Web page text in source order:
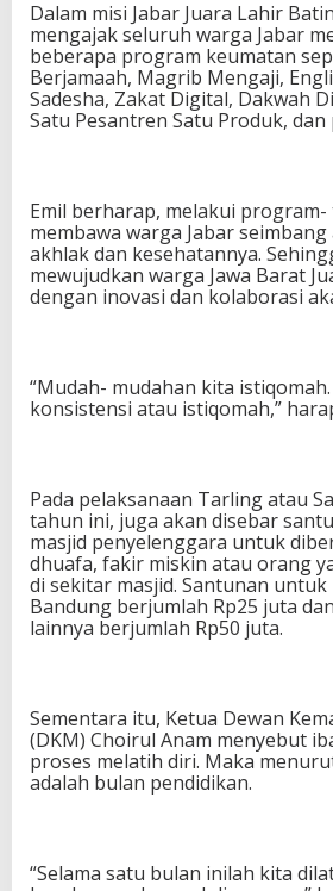
Dalam misi Jabar Juara Lahir
mengajak seluruh warga Jabar
beberapa program keumatan
Berjamaah, Magrib Mengaji,
Sadesha, Zakat Digital, Dakwah
Satu Pesantren Satu Produk,
Emil berharap, melakui
membawa warga Jabar
akhlak dan kesehatannya.
mewujudkan warga Jawa Barat
dengan inovasi dan kolaborasi
“Mudah- mudahan kita
konsistensi atau istiqomah,”
Pada pelaksanaan Tarling atau
tahun ini, juga akan disebar
masjid penyelenggara untuk
dhuafa, fakir miskin atau orang
di sekitar masjid. Santunan untuk
Bandung berjumlah Rp25 juta
lainnya berjumlah Rp50 juta.
Sementara itu, Ketua Dewan
(DKM) Choirul Anam menyebut
proses melatih diri. Maka
adalah bulan pendidikan.
“Selama satu bulan inilah kita